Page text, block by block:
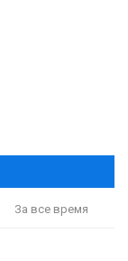
За все время